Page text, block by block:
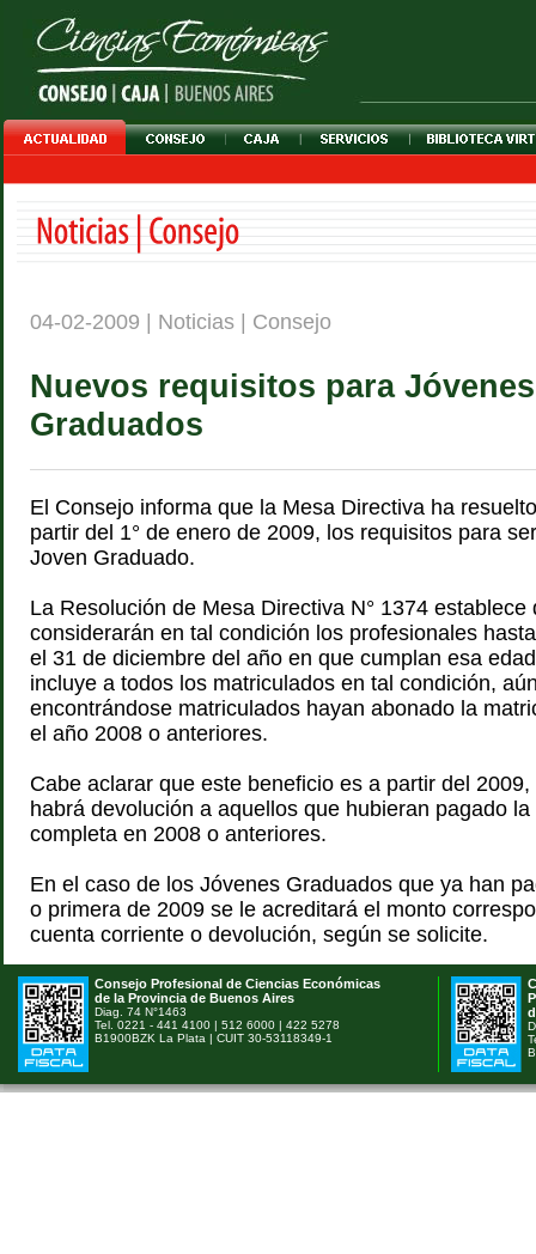
04-02-2009 | Noticias | Consejo
Nuevos requisitos para Jóvenes
Graduados
El Consejo informa que la Mesa Directiva ha
partir del 1° de enero de 2009, los requisitos para
Joven Graduado.
La Resolución de Mesa Directiva N° 1374 establece
considerarán en tal condición los profesionales
el 31 de diciembre del año en que cumplan esa
incluye a todos los matriculados en tal condición,
encontrándose matriculados hayan abonado la
el año 2008 o anteriores.
Cabe aclarar que este beneficio es a partir del
habrá devolución a aquellos que hubieran pagado
completa en 2008 o anteriores.
En el caso de los Jóvenes Graduados que ya han
o primera de 2009 se le acreditará el monto
cuenta corriente o devolución, según se solicite.
Consejo Profesional de Ciencias Económicas
de la Provincia de Buenos Aires
Diag. 74 N°1463
Tel. 0221 - 441 4100 | 512 6000 | 422 5278
B1900BZK La Plata | CUIT 30-53118349-1